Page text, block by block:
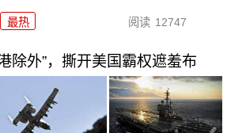
最热 阅读 12747
除外”，撕开美国霸权遮羞布